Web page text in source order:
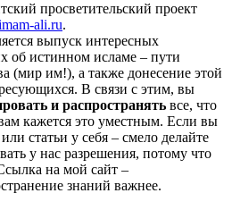
просветительский проект
ali.ru.
выпуск интересных
об истинном исламе – пути
(мир им!), а также донесение этой
В связи с этим, вы
и распространять все, что
кажется это уместным. Если вы
статьи у себя – смело делайте
у нас разрешения, потому что
на мой сайт –
знаний важнее.